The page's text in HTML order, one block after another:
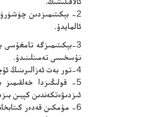
2- بېكىتىمىزدىن
ئالمايدۇ.
3-بېكىتىمىزگە
نۇسخىسى تەمىنلىنىدۇ.
4-تور بەت ئەزالىرىنىڭ ئۇچۇر بىخەتەرلىكى ئالاھىدە قوغدىلىدۇ.
5- قولىڭىزدا خەلقىمىز
ئىزدىۋەتكەندىن كېيىن
6- مۇمكىن قەدەر كىتابخانىدىن ئەسلىي نۇسخا كىتابنى سېتىۋېلىپ ئوقۇڭ.